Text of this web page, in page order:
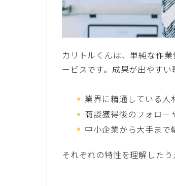
カリトルくんは、単純な作
ービスです。成果が出やすい
業界に精通している
商談獲得後のフォロー
中小企業から大手ま
それぞれの特性を理解した